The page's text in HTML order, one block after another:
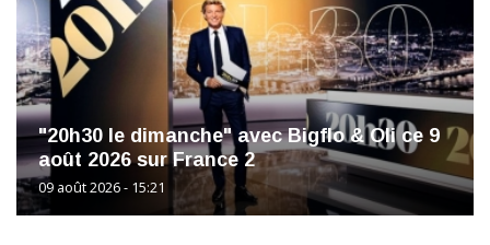
"20h30 le dimanche" avec Bigflo & Oli ce 9
août 2026 sur France 2
09 août 2026 - 15:21